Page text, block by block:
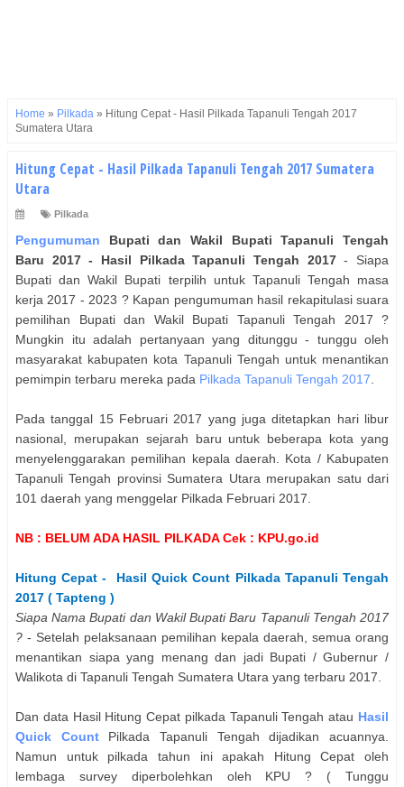
Home » Pilkada » Hitung Cepat - Hasil Pilkada Tapanuli Tengah 2017
Sumatera Utara
Hitung Cepat - Hasil Pilkada Tapanuli Tengah 2017 Sumatera
Utara
Pilkada
Pengumuman Bupati dan Wakil Bupati
Tapanuli Tengah
Baru 2017 - Hasil PilkadaTapanuli Tengah 2017- Siapa
Bupati dan Wakil Bupati terpilih untuk Tapanuli Tengah masa
kerja 2017 - 2023 ? Kapan pengumuman hasil rekapitulasi suara
pemilihan Bupati dan Wakil Bupati Tapanuli Tengah 2017 ?
Mungkin itu adalah pertanyaan yang ditunggu - tunggu oleh
masyarakat kabupaten kota Tapanuli Tengah untuk menantikan
pemimpin terbaru mereka pada Pilkada Tapanuli Tengah 2017
Pada tanggal 15 Februari 2017 yang juga ditetapkan hari libur
nasional, merupakan sejarah baru untuk beberapa kota yang
menyelenggarakan pemilihan kepala daerah. Kota / Kabupaten
Tapanuli Tengah provinsi Sumatera Utara merupakan satu dari
101 daerah yang menggelar Pilkada Februari 2017.
NB : BELUM ADA HASIL PILKADA Cek : KPU.go.id
Hitung Cepat - Hasil Quick Count Pilkada Tapanuli Tengah
2017 ( Tapteng )
Siapa NamaBupati dan Wakil BupatiBaru Tapanuli Tengah 2017
? - Setelah pelaksanaan pemilihan kepala daerah, semua orang
menantikan siapa yang menang dan jadi Bupati / Gubernur /
Walikota di Tapanuli Tengah Sumatera Utara yang terbaru 2017.
Dan data Hasil Hitung Cepat pilkada Tapanuli Tengah atau Hasil
Quick CountPilkadaTapanuli Tengah dijadikan acuannya.
Namun untuk pilkada tahun ini apakah Hitung Cepat oleh
lembaga survey diperbolehkan oleh KPU ? ( Tunggu